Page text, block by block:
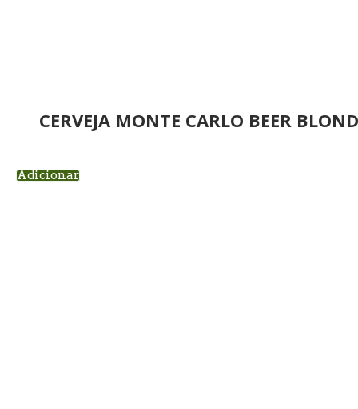
CERVEJA MONTE CARLO BEER
Adicionar